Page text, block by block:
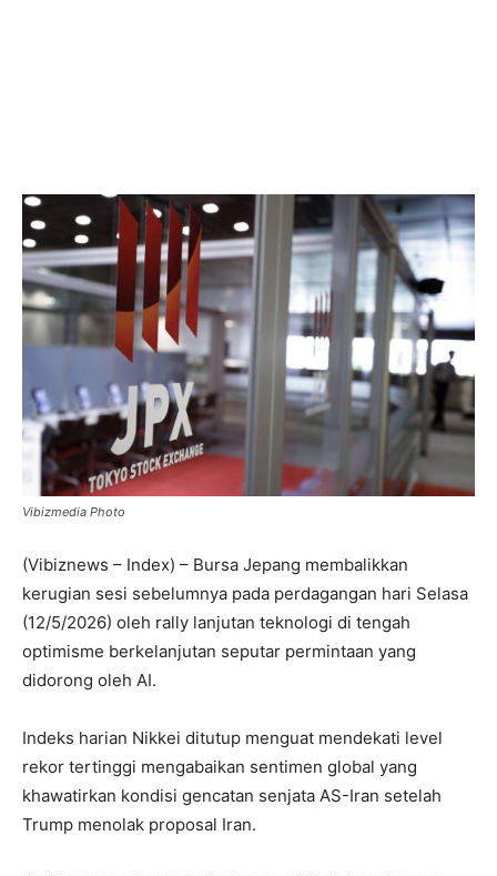
Vibizmedia Photo
(Vibiznews – Index) – Bursa Jepang membalikkan
kerugian sesi sebelumnya pada perdagangan hari Selasa
(12/5/2026) oleh rally lanjutan teknologi di tengah
optimisme berkelanjutan seputar permintaan yang
didorong oleh AI.
Indeks harian Nikkei ditutup menguat mendekati level
rekor tertinggi mengabaikan sentimen global yang
khawatirkan kondisi gencatan senjata AS-Iran setelah
Trump menolak proposal Iran.